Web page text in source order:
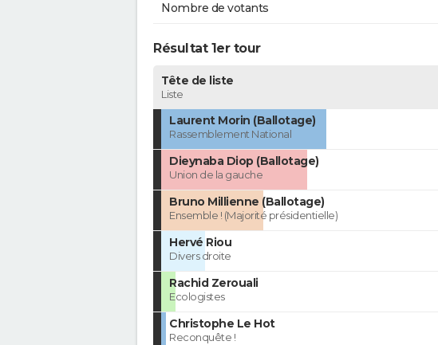
Nombre de votants
Résultat 1er tour
Tête de liste
Liste
Laurent Morin (Ballotage)
Rassemblement National
Dieynaba Diop (Ballotage)
Union de la gauche
Bruno Millienne (Ballotage)
Ensemble ! (Majorité présidentielle)
Hervé Riou
Divers droite
Rachid Zerouali
Ecologistes
Christophe Le Hot
Reconquête !